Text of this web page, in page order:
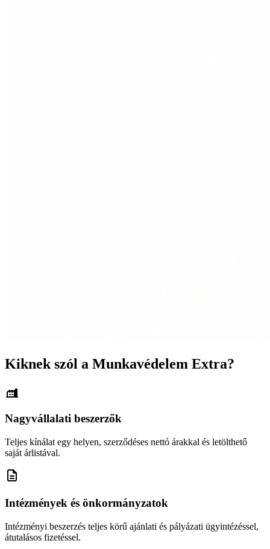
Kiknek szól a Munkavédelem Extra?
Nagyvállalati beszerzők
Teljes kínálat egy helyen, szerződéses nettó árakkal és letölthető
saját árlistával.
Intézmények és önkormányzatok
Intézményi beszerzés teljes körű ajánlati és pályázati ügyintézéssel,
átutalásos fizetéssel.